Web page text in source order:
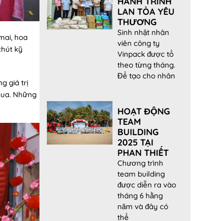
hoa
kỹ
giá trị
Những
LAN TỎA YÊU
THƯƠNG
Sinh nhật nhân
viên công ty
Vinpack được tổ
theo từng tháng.
Để tạo cho nhân
HOẠT ĐỘNG
TEAM
BUILDING
2025 TẠI
PHAN THIẾT
Chương trình
team building
được diễn ra vào
tháng 6 hằng
năm và đây có
thể